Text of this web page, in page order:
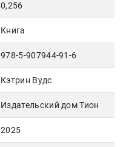
0,256
Книга
978-5-907944-91-6
Кэтрин Вудс
Издательский дом Тион
2025